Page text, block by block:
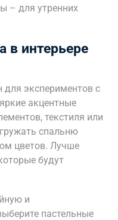
– для утренних
в интерьере
экспериментов с
акцентные
текстиля или
спальню
цветов. Лучше
будут
и
пастельные